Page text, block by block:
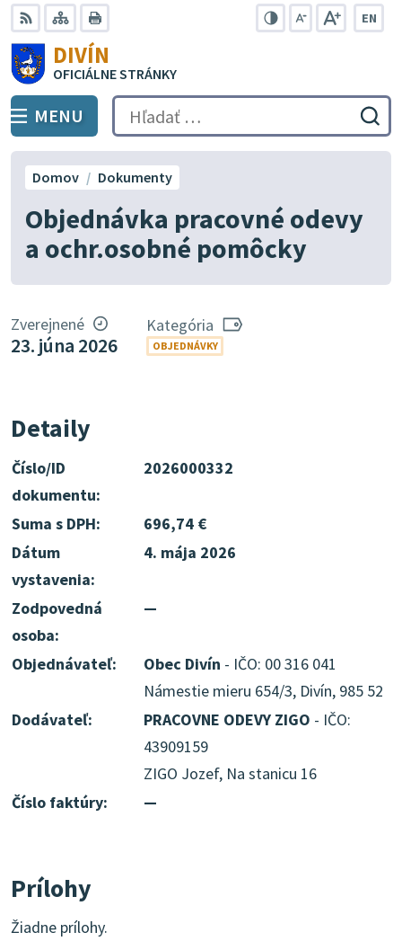
Preskočiť
na
obsah
RSS Mapa
EN
DIVÍN
OFICIÁLNE STRÁNKY
PREPNÚŤ
MENU Hľadať:
Objednávka pracovné odevy
a ochr.osobné pomôcky
Domov Dokumenty
Zverejnené
23. júna 2026
Kategória
OBJEDNÁVKY
Detaily
Číslo/ID
dokumentu:
2026000332
Suma s DPH:
696,74 €
Dátum
vystavenia:
4. mája 2026
Zodpovedná
osoba:
—
Objednávateľ: Obec Divín - IČO: 00 316 041
Námestie mieru 654/3, Divín, 985 52
Dodávateľ:
PRACOVNE ODEVY ZIGO - IČO:
43909159
ZIGO Jozef, Na stanicu 16
Číslo faktúry:
—
Prílohy
Žiadne prílohy.